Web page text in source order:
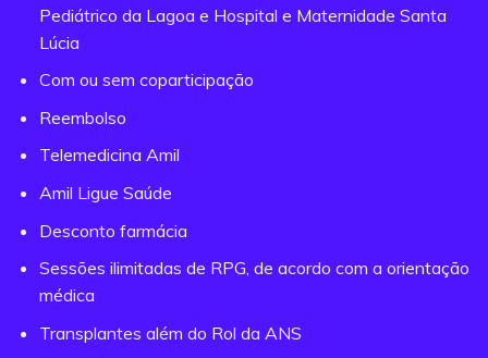
Pediátrico da Lagoa e Hospital e Maternidade Santa
Lúcia
Com ou sem coparticipação
Reembolso
Telemedicina Amil
Amil Ligue Saúde
Desconto farmácia
Sessões ilimitadas de RPG, de acordo com a orientação
médica
Transplantes além do Rol da ANS